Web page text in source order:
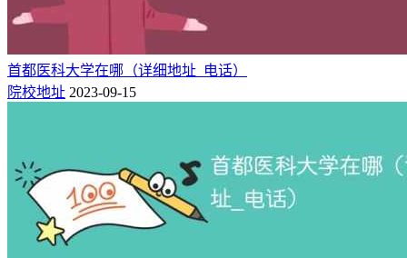
首都医科大学在哪（详细地址_电话）
院校地址 2023-09-15